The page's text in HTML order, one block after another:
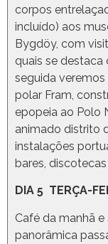
corpos
incluído) aos
Bygdöy, com
quais se destaca
seguida
polar Fram,
epopeia ao Polo
animado distrito
instalações
bares,
DIA 5 TERÇA-
Café da manhã
panorâmica